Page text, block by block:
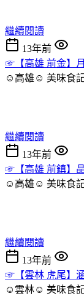
繼續閱讀
13年前
☞【高雄 前金】
☺高雄☺ 美味食
繼續閱讀
13年前
☞【高雄 前鎮】
☺高雄☺ 美味食
繼續閱讀
13年前
☞【雲林 虎尾】
☺雲林☺ 美味食